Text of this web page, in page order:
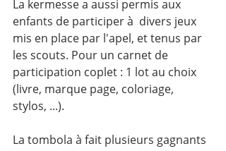
La kermesse a aussi permis aux
enfants de participer à  divers jeux
mis en place par l'apel, et tenus par
les scouts. Pour un carnet de
participation coplet : 1 lot au choix
(livre, marque page, coloriage,
stylos, ...).
La tombola à fait plusieurs gagnants